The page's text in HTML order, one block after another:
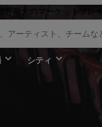
最大のマーケットプレ
シティ